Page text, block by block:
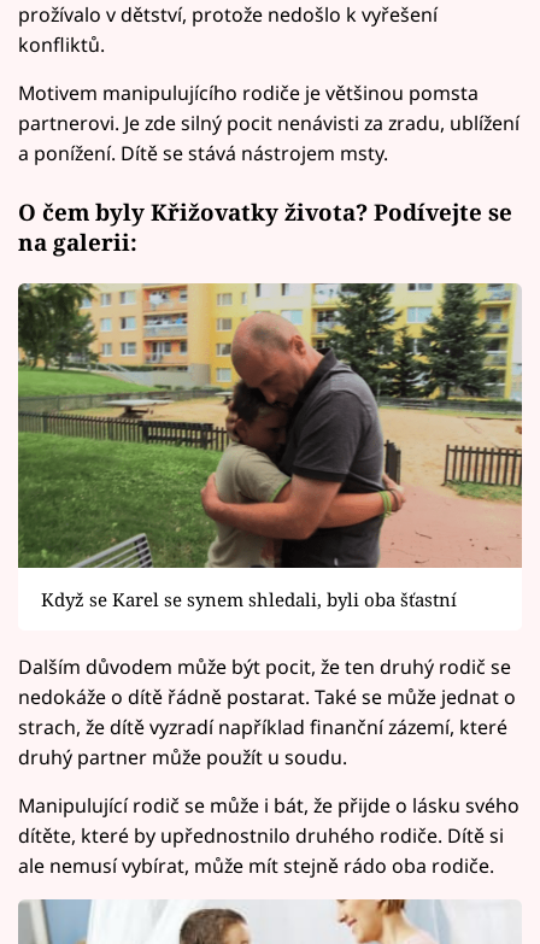
prožívalo v dětství, protože nedošlo k vyřešení
konfliktů.
Motivem manipulujícího rodiče je většinou pomsta
partnerovi. Je zde silný pocit nenávisti za zradu, ublížení
a ponížení. Dítě se stává nástrojem msty.
O čem byly Křižovatky života? Podívejte se
na galerii:
Když se Karel se synem shledali, byli oba šťastní
Dalším důvodem může být pocit, že ten druhý rodič se
nedokáže o dítě řádně postarat. Také se může jednat o
strach, že dítě vyzradí například finanční zázemí, které
druhý partner může použít u soudu.
Manipulující rodič se může i bát, že přijde o lásku svého
dítěte, které by upřednostnilo druhého rodiče. Dítě si
ale nemusí vybírat, může mít stejně rádo oba rodiče.